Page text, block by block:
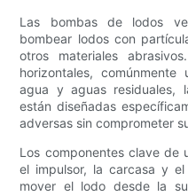
Las bombas de lodos
bombear lodos con
otros materiales
horizontales,
agua y aguas residuales,
están diseñadas
adversas sin comprometer
Los componentes clave de
el impulsor, la carcasa y
mover el lodo desde la